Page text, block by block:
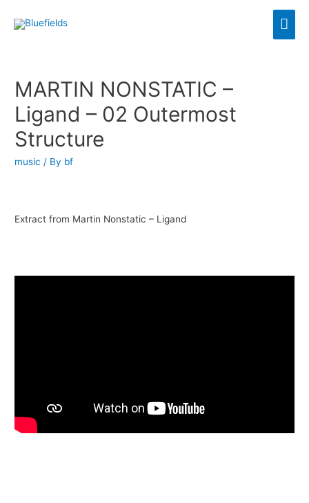
MARTIN NONSTATIC –
Ligand – 02 Outermost
Structure
music / By bf
Extract from Martin Nonstatic – Ligand